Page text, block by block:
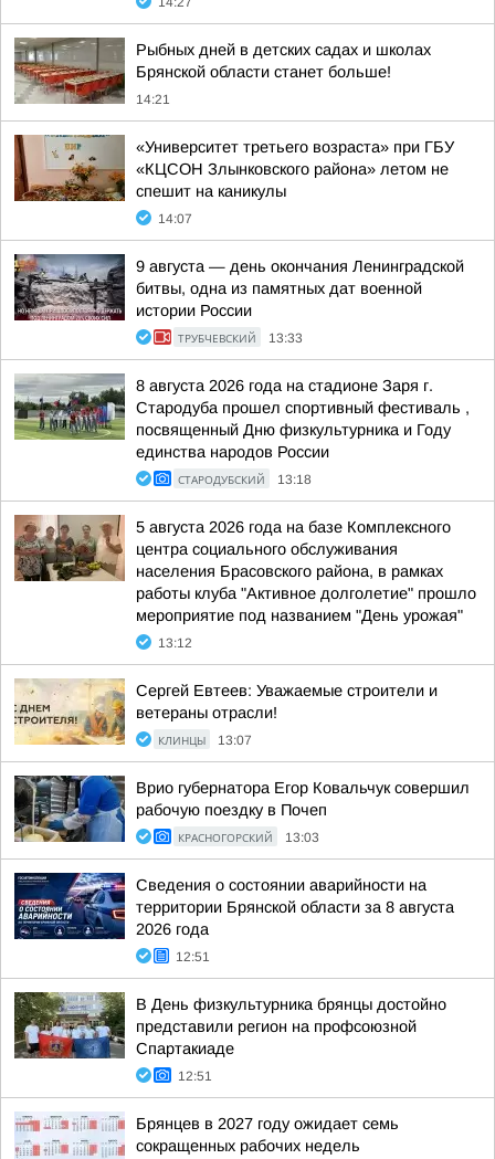
Рыбных дней в детских садах и школах
Брянской области станет больше!
14:21
«Университет третьего возраста» при ГБУ
«КЦСОН Злынковского района» летом не
спешит на каникулы
14:07
9 августа — день окончания Ленинградской
битвы, одна из памятных дат военной
истории России
ТРУБЧЕВСКИЙ 13:33
8 августа 2026 года на стадионе Заря г.
Стародуба прошел спортивный фестиваль ,
посвященный Дню физкультурника и Году
единства народов России
СТАРОДУБСКИЙ 13:18
5 августа 2026 года на базе Комплексного
центра социального обслуживания
населения Брасовского района, в рамках
работы клуба "Активное долголетие" прошло
мероприятие под названием "День урожая"
13:12
Сергей Евтеев: Уважаемые строители и
ветераны отрасли!
КЛИНЦЫ 13:07
Врио губернатора Егор Ковальчук совершил
рабочую поездку в Почеп
КРАСНОГОРСКИЙ 13:03
Сведения о состоянии аварийности на
территории Брянской области за 8 августа
2026 года
12:51
В День физкультурника брянцы достойно
представили регион на профсоюзной
Спартакиаде
12:51
Брянцев в 2027 году ожидает семь
сокращенных рабочих недель